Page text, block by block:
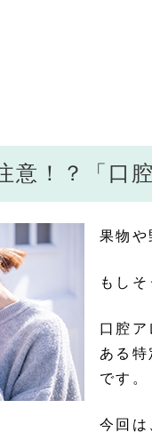
意！？「口
果物や
もし
口腔ア
ある
です。
今回は